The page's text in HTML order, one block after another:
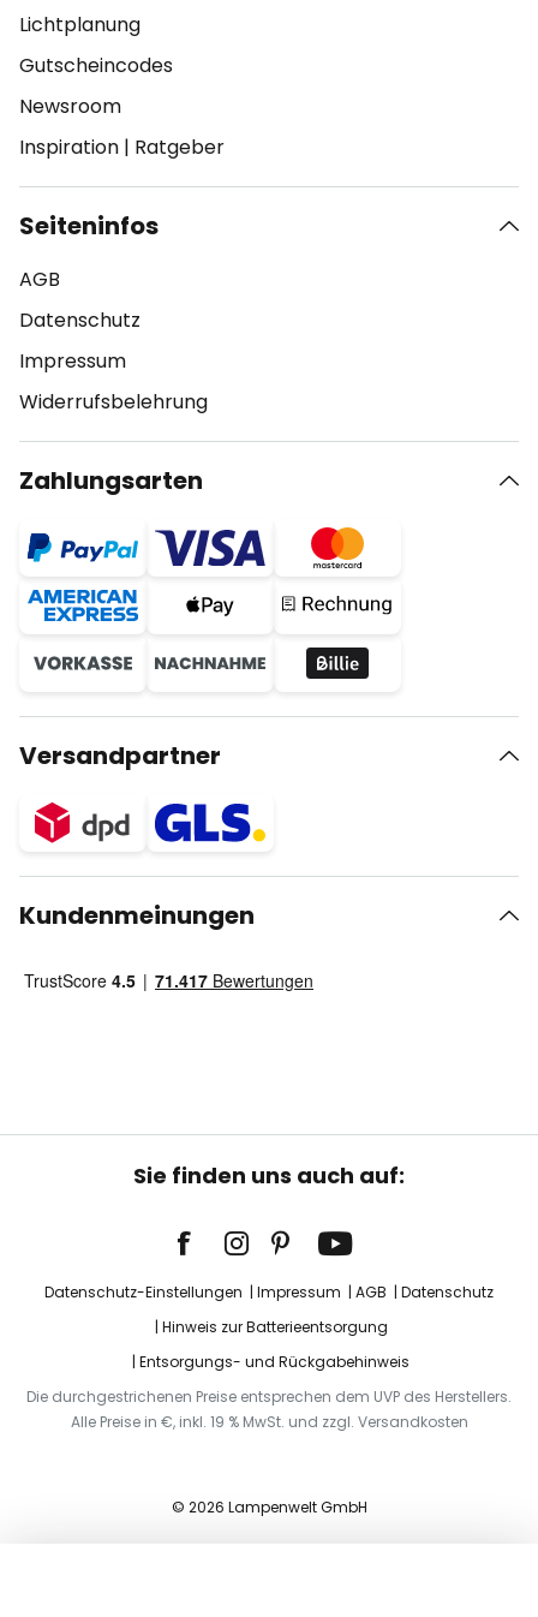
Lichtplanung
Gutscheincodes
Newsroom
Inspiration | Ratgeber
Seiteninfos
AGB
Datenschutz
Impressum
Widerrufsbelehrung
Zahlungsarten
Versandpartner
Kundenmeinungen
Sie finden uns auch auf:
Datenschutz-Einstellungen Impressum AGB
Datenschutz
Hinweis zur Batterieentsorgung
Entsorgungs- und Rückgabehinweis
Die durchgestrichenen Preise entsprechen dem UVP des Herstellers.
Alle Preise in €, inkl. 19 % MwSt. und zzgl. Versandkosten
© 2026 Lampenwelt GmbH